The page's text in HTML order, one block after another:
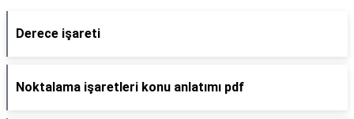
Derece işareti
Noktalama işaretleri konu anlatımı pdf